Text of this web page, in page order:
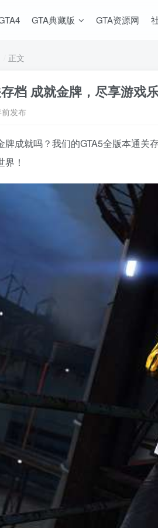
GTA典藏版 GTA资源网
正文
档 成就金牌，尽享游戏
发布
牌成就吗？我们的GTA5全版本通
！